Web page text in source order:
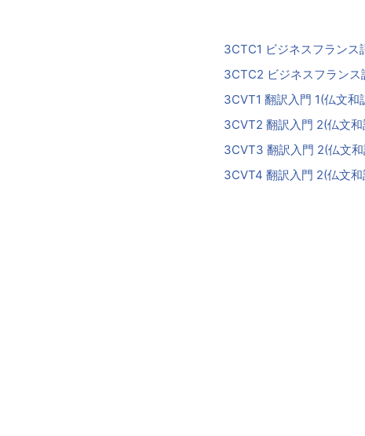
3CTC1 ビジネスフランス
3CTC2 ビジネスフランス
3CVT1 翻訳入門 1(仏文和
3CVT2 翻訳入門 2(仏文
3CVT3 翻訳入門 2(仏文
3CVT4 翻訳入門 2(仏文